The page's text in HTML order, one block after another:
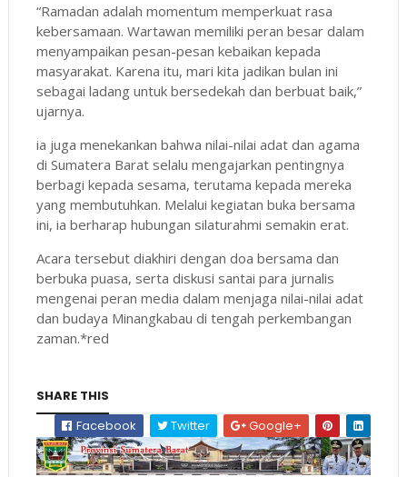
“Ramadan adalah momentum memperkuat rasa
kebersamaan. Wartawan memiliki peran besar dalam
menyampaikan pesan-pesan kebaikan kepada
masyarakat. Karena itu, mari kita jadikan bulan ini
sebagai ladang untuk bersedekah dan berbuat baik,”
ujarnya.
ia juga menekankan bahwa nilai-nilai adat dan agama
di Sumatera Barat selalu mengajarkan pentingnya
berbagi kepada sesama, terutama kepada mereka
yang membutuhkan. Melalui kegiatan buka bersama
ini, ia berharap hubungan silaturahmi semakin erat.
Acara tersebut diakhiri dengan doa bersama dan
berbuka puasa, serta diskusi santai para jurnalis
mengenai peran media dalam menjaga nilai-nilai adat
dan budaya Minangkabau di tengah perkembangan
zaman.*red
SHARE THIS
Facebook
Twitter Google+